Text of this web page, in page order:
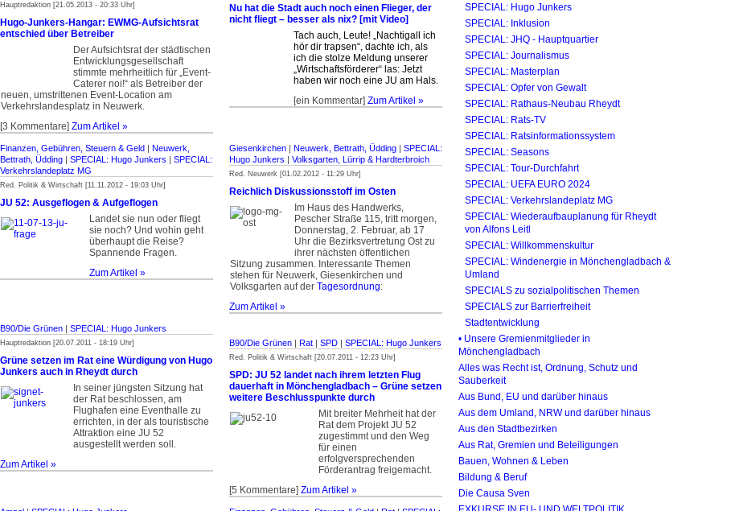
Hauptredaktion [21.05.2013 - 20:33 Uhr]
Hugo-Junkers-Hangar: EWMG-Aufsichtsrat
entschied über Betreiber
Der Aufsichtsrat der städtischen
Entwicklungsgesellschaft
stimmte mehrheitlich für „Event-
Caterer noi!“ als Betreiber der
neuen, umstrittenen Event-Location am
Verkehrslandesplatz in Neuwerk.
[3 Kommentare] Zum Artikel »
Nu hat die Stadt auch noch einen Flieger, der
nicht fliegt – besser als nix? [mit Video]
Tach auch, Leute! „Nachtigall ich
hör dir trapsen“, dachte ich, als
ich die stolze Meldung unserer
„Wirtschaftsförderer“ las: Jetzt
haben wir noch eine JU am Hals.
[ein Kommentar] Zum Artikel »
Finanzen, Gebühren, Steuern & Geld | Neuwerk,
Bettrath, Üdding | SPECIAL: Hugo Junkers | SPECIAL:
Verkehrslandeplatz MG
Red. Politik & Wirtschaft [11.11.2012 - 19:03 Uhr]
JU 52: Ausgeflogen & Aufgeflogen
Landet sie nun oder fliegt
sie noch? Und wohin geht
überhaupt die Reise?
Spannende Fragen.
Zum Artikel »
Giesenkirchen | Neuwerk, Bettrath, Üdding | SPECIAL:
Hugo Junkers | Volksgarten, Lürrip & Hardterbroich
Red. Neuwerk [01.02.2012 - 11:29 Uhr]
Reichlich Diskussionsstoff im Osten
Im Haus des Handwerks,
Pescher Straße 115, tritt morgen,
Donnerstag, 2. Februar, ab 17
Uhr die Bezirksvertretung Ost zu
ihrer nächsten öffentlichen
Sitzung zusammen. Interessante Themen
stehen für Neuwerk, Giesenkirchen und
Volksgarten auf der Tagesordnung:
Zum Artikel »
B90/Die Grünen | SPECIAL: Hugo Junkers
Hauptredaktion [20.07.2011 - 18:19 Uhr]
Grüne setzen im Rat eine Würdigung von Hugo
Junkers auch in Rheydt durch
In seiner jüngsten Sitzung hat
der Rat beschlossen, am
Flughafen eine Eventhalle zu
errichten, in der als touristische
Attraktion eine JU 52
ausgestellt werden soll.
Zum Artikel »
B90/Die Grünen | Rat | SPD | SPECIAL: Hugo Junkers
Red. Politik & Wirtschaft [20.07.2011 - 12:23 Uhr]
SPD: JU 52 landet nach ihrem letzten Flug
dauerhaft in Mönchengladbach – Grüne setzen
weitere Beschlusspunkte durch
Mit breiter Mehrheit hat der
Rat dem Projekt JU 52
zugestimmt und den Weg
für einen
erfolgversprechenden
Förderantrag freigemacht.
[5 Kommentare] Zum Artikel »
SPECIAL: Hugo Junkers
SPECIAL: Inklusion
SPECIAL: JHQ - Haupt­quartier
SPECIAL: Journalismus
SPECIAL: Masterplan
SPECIAL: Opfer von Gewalt
SPECIAL: Rathaus-Neubau Rheydt
SPECIAL: Rats-TV
SPECIAL: Ratsinformations­system
SPECIAL: Seasons
SPECIAL: Tour-Durchfahrt
SPECIAL: UEFA EURO 2024
SPECIAL: Verkehrslandeplatz MG
SPECIAL: Wiederaufbau­planung für Rheydt
von Alfons Leitl
SPECIAL: Willkommenskultur
SPECIAL: Windenergie in Mönchengladbach &
Umland
SPECIALS zu sozialpolitischen Themen
SPECIALS zur Barrierfreiheit
Stadtentwicklung
• Unsere Gremienmitglieder in
Mönchengladbach
Alles was Recht ist, Ordnung, Schutz und
Sauberkeit
Aus Bund, EU und darüber hinaus
Aus dem Umland, NRW und darüber hinaus
Aus den Stadtbezirken
Aus Rat, Gremien und Beteiligungen
Bauen, Wohnen & Leben
Bildung & Beruf
Die Causa Sven